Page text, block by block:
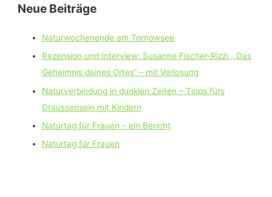
Neue Beiträge
Naturwochenende am Tornowsee
Rezension und Interview: Susanne Fischer-Rizzi, „Das
Geheimnis deines Ortes“ – mit Verlosung
Naturverbindung in dunklen Zeiten – Tipps fürs
Draussensein mit Kindern
Naturtag für Frauen – ein Bericht
Naturtag für Frauen